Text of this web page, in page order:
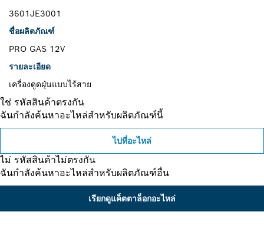
3601JE3001
ชื่อผลิตภัณฑ์
PRO GAS 12V
รายละเอียด
เครื่องดูดฝุ่นแบบไร้สาย
ใช่ รหัสสินค้าตรงกัน
ฉันกำลังค้นหาอะไหล่สำหรับผลิตภัณฑ์นี้
ไปที่อะไหล่
ไม่ รหัสสินค้าไม่ตรงกัน
ฉันกำลังค้นหาอะไหล่สำหรับผลิตภัณฑ์อื่น
เรียกดูแค็ตตาล็อกอะไหล่